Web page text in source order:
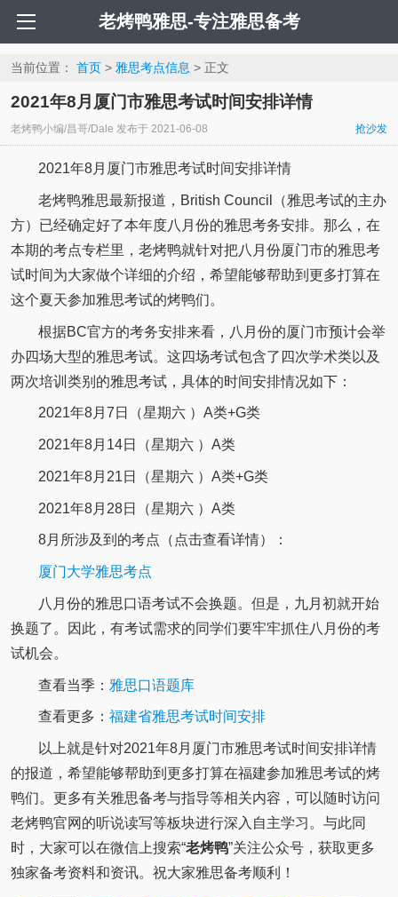
老烤鸭雅思-专注雅思备考
当前位置： 首页> 雅思考点信息 > 正文
2021年8月厦门市雅思考试时间安排详情
老烤鸭小编/昌哥/Dale 发布于 2021-06-08 抢沙发
2021年8月厦门市雅思考试时间安排详情
老烤鸭雅思最新报道，British Council（雅思考试的主办
方）已经确定好了本年度八月份的雅思考务安排。那么，在
本期的考点专栏里，老烤鸭就针对把八月份厦门市的雅思考
试时间为大家做个详细的介绍，希望能够帮助到更多打算在
这个夏天参加雅思考试的烤鸭们。
根据BC官方的考务安排来看，八月份的厦门市预计会举
办四场大型的雅思考试。这四场考试包含了四次学术类以及
两次培训类别的雅思考试，具体的时间安排情况如下：
2021年8月7日（星期六 ）A类+G类
2021年8月14日（星期六 ）A类
2021年8月21日（星期六 ）A类+G类
2021年8月28日（星期六 ）A类
8月所涉及到的考点（点击查看详情）：
厦门大学雅思考点
八月份的雅思口语考试不会换题。但是，九月初就开始
换题了。因此，有考试需求的同学们要牢牢抓住八月份的考
试机会。
查看当季： 雅思口语题库
查看更多： 福建省雅思考试时间安排
以上就是针对2021年8月厦门市雅思考试时间安排详情
的报道，希望能够帮助到更多打算在福建参加雅思考试的烤
鸭们。更多有关雅思备考与指导等相关内容，可以随时访问
老烤鸭官网的听说读写等板块进行深入自主学习。与此同
时，大家可以在微信上搜索“老烤鸭”关注公众号，获取更多
独家备考资料和资讯。祝大家雅思备考顺利！